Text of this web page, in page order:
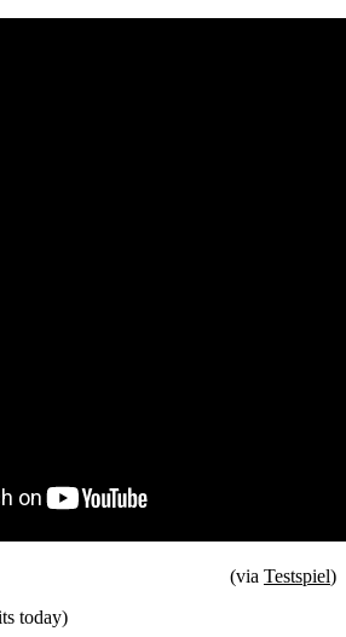
(via Testspiel)
today)